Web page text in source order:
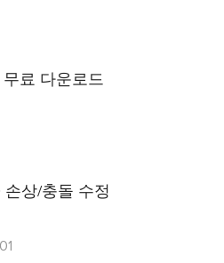
료 다운로드
손상/충돌 수정